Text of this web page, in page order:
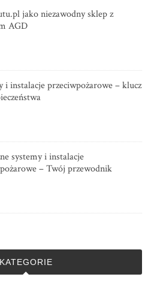
jako niezawodny sklep z
AGD
i instalacje przeciwpożarowe – klucz
systemy i instalacje
– Twój przewodnik
KATEGORIE